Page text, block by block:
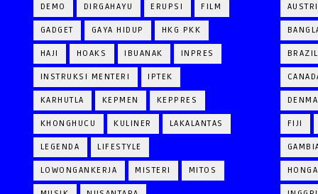
DEMO DIRGAHAYU ERUPSI FILM
GADGET GAYA HIDUP HKG PKK
HAJI HOAKS IBUANAK INPRES
INSTRUKSI MENTERI IPTEK
KARHUTLA KEPMEN KEPPRES
KHONGHUCU KULINER LAKALANTAS
LEGENDA LIFESTYLE
LOWONGANKERJA MISTERI MITOS
BRAZIL
FIJI